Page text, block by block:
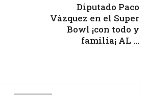
Diputado Paco
Vázquez en el Super
Bowl ¡con todo y
familia¡ AL ...